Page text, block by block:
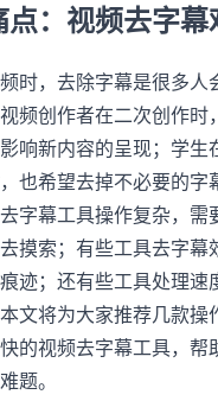
点：视频去字幕
时，去除字幕是很多人
频创作者在二次创作时
响新内容的呈现；学生
也希望去掉不必要的字
字幕工具操作复杂，需
摸索；有些工具去字幕
迹；还有些工具处理速
文将为大家推荐几款操
的视频去字幕工具，帮
题。